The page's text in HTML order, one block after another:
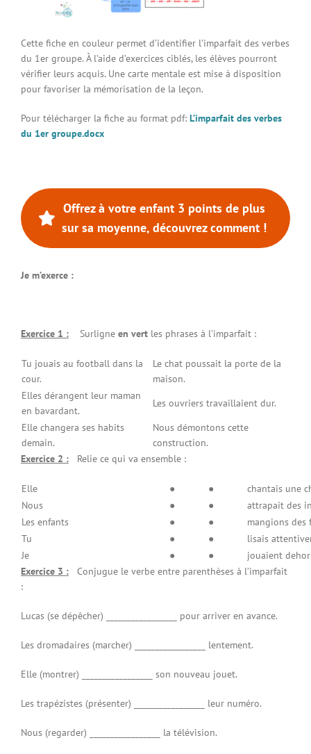
Connexion à votre espace
Cette fiche en couleur permet d’identifier l’imparfait des verbes
du 1er groupe. À l’aide d’exercices ciblés, les élèves pourront
vérifier leurs acquis. Une carte mentale est mise à disposition
pour favoriser la mémorisation de la leçon.
Pour télécharger la fiche au format pdf: L’imparfait des verbes
du 1er groupe.docx
Offrez à votre enfant 3 points de plus
sur sa moyenne, découvrez comment !
Je m’exerce :
Exercice 1 :Surligne en vertles phrases à l’imparfait :
Tu jouais au football dans la
cour.
Le chat poussait la porte de la
maison.
Elles dérangent leur maman
en bavardant.
Les ouvriers travaillaient dur.
Elle changera ses habits
demain.
Nous démontons cette
construction.
Exercice 2 :Relie ce qui va ensemble :
Elle ● ●
chantais une
Nous
● ●
attrapait des
Les enfants
● ●
mangions
Tu
● ●
lisais
Je
● ●
jouaient
Exercice 3 :
Conjugue le verbe entre parenthèses à l’imparfait
:
Lucas (se dépêcher) _________________ pour arriver en avance.
Les dromadaires (marcher) _________________ lentement.
Elle (montrer) _________________ son nouveau jouet.
Les trapézistes (présenter) _________________ leur numéro.
Nous (regarder) _________________ la télévision.